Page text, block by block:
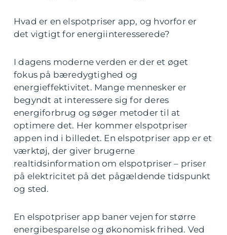
Hvad er en elspotpriser app, og hvorfor er
det vigtigt for energiinteresserede?
I dagens moderne verden er der et øget
fokus på bæredygtighed og
energieffektivitet. Mange mennesker er
begyndt at interessere sig for deres
energiforbrug og søger metoder til at
optimere det. Her kommer elspotpriser
appen ind i billedet. En elspotpriser app er et
værktøj, der giver brugerne
realtidsinformation om elspotpriser – priser
på elektricitet på det pågældende tidspunkt
og sted.
En elspotpriser app baner vejen for større
energibesparelse og økonomisk frihed. Ved